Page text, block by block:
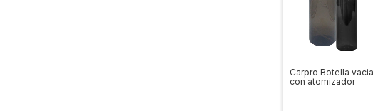
Carpro Botella vacia
con atomizador